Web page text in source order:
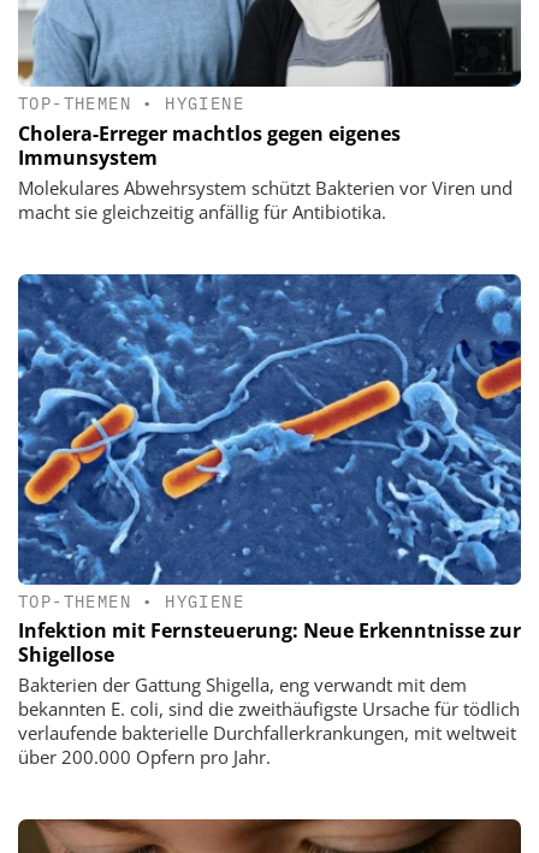
TOP-THEMEN • HYGIENE
Cholera-Erreger machtlos gegen eigenes
Immunsystem
Molekulares Abwehrsystem schützt Bakterien vor Viren und
macht sie gleichzeitig anfällig für Antibiotika.
TOP-THEMEN • HYGIENE
Infektion mit Fernsteuerung: Neue Erkenntnisse zur
Shigellose
Bakterien der Gattung Shigella, eng verwandt mit dem
bekannten E. coli, sind die zweithäufigste Ursache für tödlich
verlaufende bakterielle Durchfallerkrankungen, mit weltweit
über 200.000 Opfern pro Jahr.